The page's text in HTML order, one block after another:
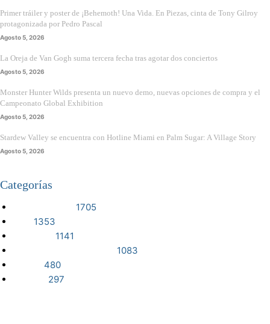
Primer tráiler y poster de ¡Behemoth! Una Vida. En Piezas, cinta de Tony Gilroy
protagonizada por Pedro Pascal
Agosto 5, 2026
La Oreja de Van Gogh suma tercera fecha tras agotar dos conciertos
Agosto 5, 2026
Monster Hunter Wilds presenta un nuevo demo, nuevas opciones de compra y el
Campeonato Global Exhibition
Agosto 5, 2026
Stardew Valley se encuentra con Hotline Miami en Palm Sugar: A Village Story
Agosto 5, 2026
Categorías
1705
1353
1141
1083
480
297